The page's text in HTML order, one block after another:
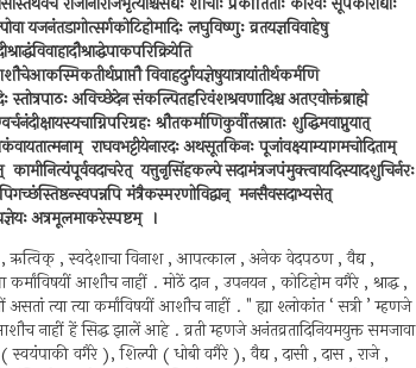
यजनंतडागोत्सर्गकोटिहोमादिः लघुविष्णुः व्रतयज्ञविवाहेषु
विवाहदुर्गयज्ञेषुयात्रायांतीर्थकर्मणि
स्तोत्रपाठः अविच्छेदेन संकल्पितहरिवंशश्रवणादिश्च अतएवोक्तंब्राह्मे
श्रौतकर्माणिकुर्वीतस्नातः शुद्धिमवाप्नुयात्
राघवभट्टीयेनारदः अथसूतकिनः पूजांवक्ष्याम्यागमचोदिताम्
कामीनित्यंपूर्ववदाचरेत् ‍ यत्तुनृसिंहकल्पे सदामंत्रजपंमुक्त्वायदिस्यादशुचिर्नरः
मंत्रैकस्मरणोविद्वान् ‍ मनसैवसदाभ्यसेत्
अत्रमूलमाकरेस्पष्टम् ‍ ।
), ऋत्विक् ‍, स्वदेशाचा विनाश , आपत्काल , अनेक वेदपठण , वैद्य ,
आशौच नाहीं . मोठें दान , उपनयन , कोटिहोम वगैरे , श्राद्ध ,
त्या त्या कर्मांविषयीं आशौच नाहीं . " ह्या श्लोकांत ‘ सत्री ’ म्हणजे
नाहीं हें सिद्ध झालें आहे . व्रती म्हणजे अनंतव्रतादिनियमयुक्त समजावा
वगैरे ), शिल्पी ( धोबी वगैरे ), वैद्य , दासी , दास , राजे ,